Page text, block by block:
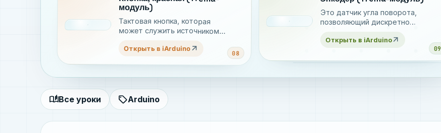
08
модуль)
Тактовая кнопка, которая
может служить источником
проектов
Открыть в iArduinoarrow_outward 09
Это датчик угла поворота,
позволяющий дискретно
поворота вала и нажатие на
Открыть в iArduino arrow_outward
auto_storiesВсе уроки sellArduino